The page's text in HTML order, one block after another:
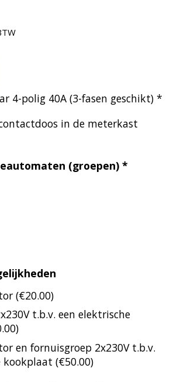
4-polig 40A (3-fasen geschikt) *
in de meterkast
(groepen) *
(€20.00)
t.b.v. een elektrische
)
en fornuisgroep 2x230V t.b.v.
kookplaat (€50.00)